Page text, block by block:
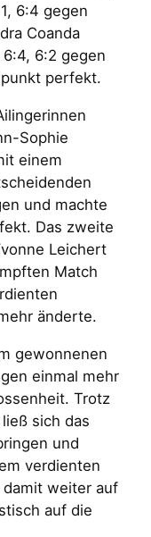
6:4 gegen
Coanda
6:2 gegen
perfekt.
Sophie
einem
und machte
Das zweite
Leichert
Match
änderte.
gewonnenen
einmal mehr
Trotz
sich das
und
verdienten
weiter auf
auf die